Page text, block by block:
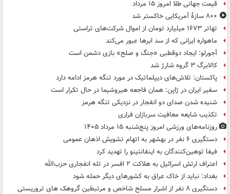
قیمت جهانی طلا امروز ۱۵ مرداد
۸۰۰ سازۀ آمریکایی خاکستر شد
تهاتر ۱۶۷۳ میلیارد تومان از اموال شرکت‌های تراستی
ماهواره ایرانی که از سد ابرها عبور می‌کند
آجورلو: ایجاد دوقطبی «جنگ و صلح‌» بازی دشمن است
کالابرگ ۳ گروه شارژ شد
پاکستان: تلاش‌های دیپلماتیک در مورد تنگه هرمز ادامه دارد
سفیر ایران در ژاپن: همان فاجعه هیروشیما در حال تکرار است
شنیده شدن صدای دو انفجار در نزدیکی تنگه هرمز
تکذیب شایعه معافیت سربازان فراری
روزنامه‌های ورزشی امروز پنج‌شنبه ۱۵ مرداد ۱۴۰۵
دستگیری ۶ نفر در بهشهر به اتهام تشویش اذهان عمومی
فیفا توهین‌کنندگان به اینفانتینو را تهدید کرد
اعتراف ارتش اسرائیل به هلاکت ۲ افسر در تله انفجاری حزب‌الله
بغداد: نباید از خاک عراق به کشورهای دیگر حمله شود
دستگیری ۸ نفر از اشرار مسلح شاخص و مرتبطین گروهک های تروریستی